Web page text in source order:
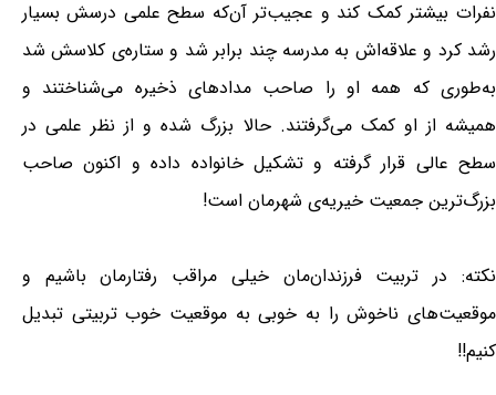
نفرات بیشتر کمک کند و عجیب‌تر آن‌که سطح علمی درسش بسیار
رشد کرد و علاقه‌اش به مدرسه چند برابر شد و ستاره‌ی کلاسش شد
به‌طوری که همه او را صاحب مدادهای ذخیره می‌شناختند و
همیشه از او کمک می‌گرفتند. حالا بزرگ شده و از نظر علمی در
سطح عالی قرار گرفته و تشکیل خانواده داده و اکنون صاحب
بزرگ‌ترین جمعیت خیریه‌ی شهرمان است!
نکته: در تربیت فرزندان‌مان خیلی مراقب رفتارمان باشیم و
موقعیت‌های ناخوش را به خوبی به موقعیت خوب تربیتی تبدیل
کنیم!!